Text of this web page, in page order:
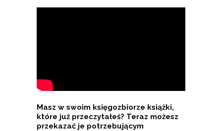
Masz w swoim księgozbiorze książki,
które już przeczytałeś? Teraz możesz
przekazać je potrzebującym